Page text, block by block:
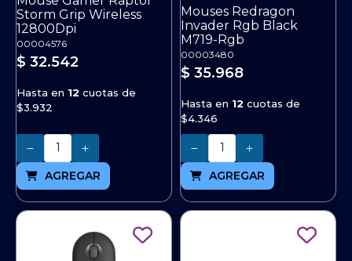
Storm Grip Wireless
12800Dpi
00004576
$ 32.542
Hasta en 12 cuotas de
$3.932
Cantidad
AGREGAR
Mouses Redragon
Invader Rgb Black
M719-Rgb
00003480
$ 35.968
Hasta en 12 cuotas de
$4.346
Cantidad
AGREGAR